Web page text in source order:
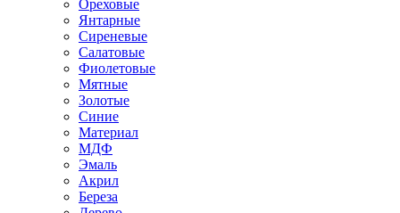
Ореховые
Янтарные
Сиреневые
Салатовые
Фиолетовые
Мятные
Золотые
Синие
Материал
МДФ
Эмаль
Акрил
Береза